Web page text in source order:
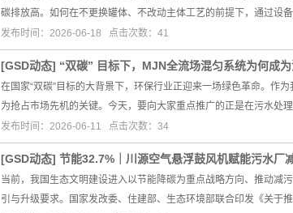
碳排放高。如何在不更换罐体、不改动主体工艺的前提下，通过设
发布时间：2026-06-18 点击次数：41
[GSD动态] “双碳” 目标下，MJN全流场混匀系统为何成为
在国家“双碳”目标的大背景下，环保行业正迎来一场绿色革命。作
为抢占市场先机的关键。今天，要向大家重点推广的正是在污水
发布时间：2026-06-11 点击次数：34
[GSD动态] 节能32.7%｜川源空气悬浮鼓风机赋能污水厂
当前，我国生态文明建设进入以节能降碳为重点战略方向、推动减
引与升级要求。国家发改委、住建部、生态环境部联合印发《关于